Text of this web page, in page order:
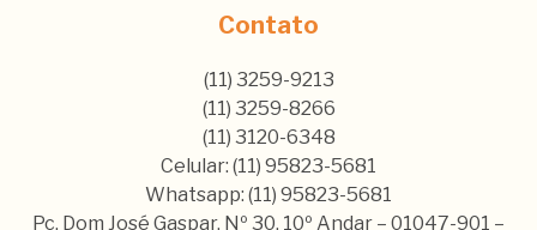
Contato
(11) 3259-9213
(11) 3259-8266
(11) 3120-6348
Celular: (11) 95823-5681
Whatsapp: (11) 95823-5681
Pç. Dom José Gaspar, Nº 30, 10º Andar – 01047-901 –